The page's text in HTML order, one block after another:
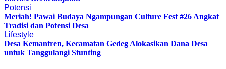
Potensi
Meriah! Pawai Budaya Ngampungan Culture Fest #26 Angkat
Tradisi dan Potensi Desa
Lifestyle
Desa Kemantren, Kecamatan Gedeg Alokasikan Dana Desa
untuk Tanggulangi Stunting